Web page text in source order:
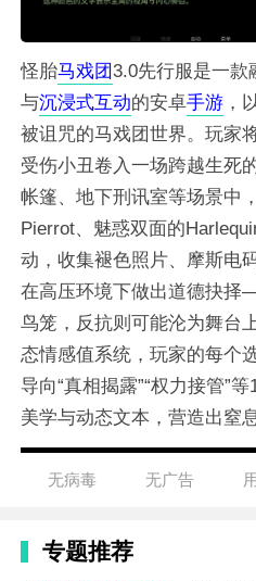
怪胎马戏团3.0先行服是一款
与沉浸式互动的安卓手游，
被诅咒的马戏团世界。玩家
受伤小丑卷入一场跨越生死
帐篷、地下刑讯室等场景中
Pierrot、魅惑双面的
动，收集褪色照片、摩斯电
在高压环境下做出道德抉
鸟笼，反抗则可能沦为舞台
态情感值系统，玩家的每个
导向“真相揭露”“权力接管”
美学与动态文本，营造出窒
无病毒 无广告
专题推荐